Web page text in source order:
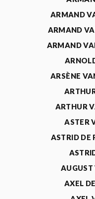
ARMAND
ARMAND
ARMAND
ARSÈNE
ARTHUR
ASTER
ASTRID DE
AUGUST
AXEL